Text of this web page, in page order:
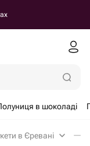
в шоколаді
в Єревані